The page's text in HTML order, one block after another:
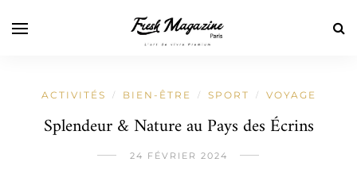
ACTIVITÉS / BIEN-ÊTRE / SPORT / VOYAGE
Splendeur & Nature au Pays des Écrins
24 FÉVRIER 2024